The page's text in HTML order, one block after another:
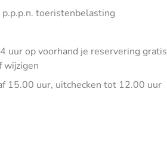
p.p.p.n. toeristenbelasting
uur op voorhand je reservering gratis
wijzigen
15.00 uur, uitchecken tot 12.00 uur